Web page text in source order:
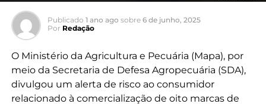
Publicado 1 ano ago sobre 6 de junho, 2025
Por Redação
O Ministério da Agricultura e Pecuária (Mapa), por
meio da Secretaria de Defesa Agropecuária (SDA),
divulgou um alerta de risco ao consumidor
relacionado à comercialização de oito marcas de